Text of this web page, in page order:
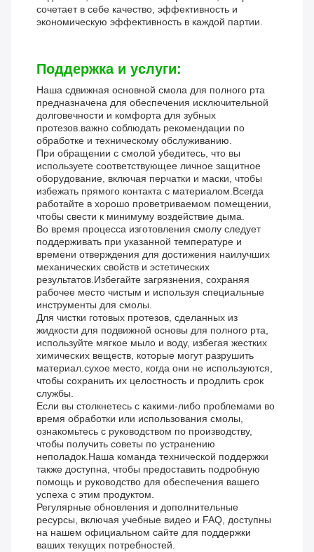
сочетает в себе качество, эффективность и
экономическую эффективность в каждой партии.
Поддержка и услуги:
Наша сдвижная основной смола для полного рта
предназначена для обеспечения исключительной
долговечности и комфорта для зубных
протезов.важно соблюдать рекомендации по
обработке и техническому обслуживанию.
При обращении с смолой убедитесь, что вы
используете соответствующее личное защитное
оборудование, включая перчатки и маски, чтобы
избежать прямого контакта с материалом.Всегда
работайте в хорошо проветриваемом помещении,
чтобы свести к минимуму воздействие дыма.
Во время процесса изготовления смолу следует
поддерживать при указанной температуре и
времени отверждения для достижения наилучших
механических свойств и эстетических
результатов.Избегайте загрязнения, сохраняя
рабочее место чистым и используя специальные
инструменты для смолы.
Для чистки готовых протезов, сделанных из
жидкости для подвижной основы для полного рта,
используйте мягкое мыло и воду, избегая жестких
химических веществ, которые могут разрушить
материал.сухое место, когда они не используются,
чтобы сохранить их целостность и продлить срок
службы.
Если вы столкнетесь с какими-либо проблемами во
время обработки или использования смолы,
ознакомьтесь с руководством по производству,
чтобы получить советы по устранению
неполадок.Наша команда технической поддержки
также доступна, чтобы предоставить подробную
помощь и руководство для обеспечения вашего
успеха с этим продуктом.
Регулярные обновления и дополнительные
ресурсы, включая учебные видео и FAQ, доступны
на нашем официальном сайте для поддержки
ваших текущих потребностей.